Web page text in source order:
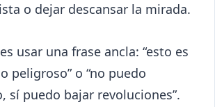
o dejar descansar la mirada.
usar una frase ancla: “esto es
peligroso” o “no puedo
sí puedo bajar revoluciones”.